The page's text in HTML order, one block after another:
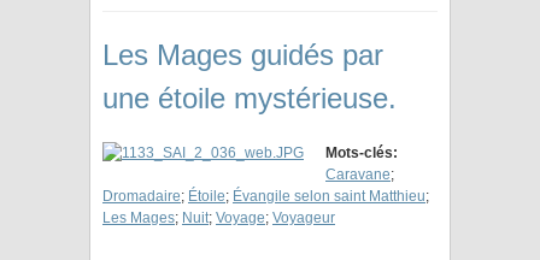
Les Mages guidés par
une étoile mystérieuse.
Mots-clés:
Caravane;
Dromadaire; Étoile; Évangile selon saint Matthieu;
Les Mages; Nuit; Voyage; Voyageur